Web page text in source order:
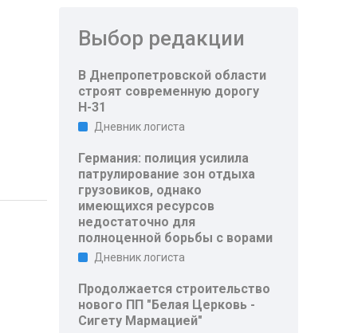
Выбор редакции
В Днепропетровской области
строят современную дорогу
Н-31
Дневник логиста
Германия: полиция усилила
патрулирование зон отдыха
грузовиков, однако
имеющихся ресурсов
недостаточно для
полноценной борьбы с ворами
Дневник логиста
Продолжается строительство
нового ПП "Белая Церковь -
Сигету Мармацией"